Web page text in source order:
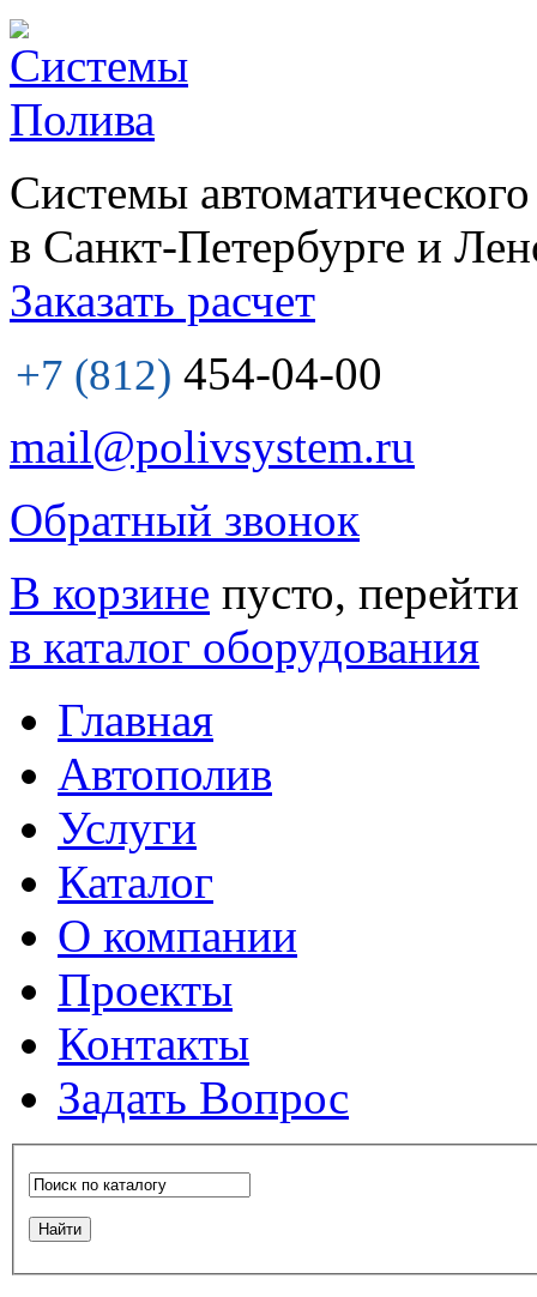
Системы
в Санкт-Петербурге и
Заказать расчет
+7 (812) 454-04-00
mail@polivsystem.ru
Обратный звонок
В корзине пусто, перейти
в каталог оборудования
Главная
Автополив
Услуги
Каталог
О компании
Проекты
Контакты
Задать Вопрос